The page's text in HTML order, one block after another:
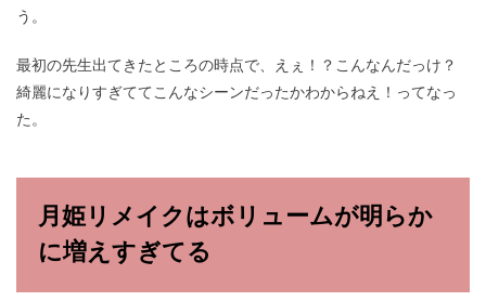
う。
最初の先生出てきたところの時点で、えぇ！？こんなんだっけ？
綺麗になりすぎててこんなシーンだったかわからねえ！ってなっ
た。
月姫リメイクはボリュームが明らか
に増えすぎてる